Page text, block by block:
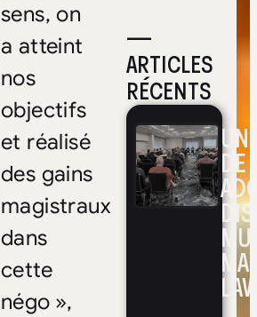
—
ARTICLES
RÉCENTS
DE
sens, on
a atteint
nos
objectifs
et réalisé
des gains
magistraux
dans
cette
négo »,